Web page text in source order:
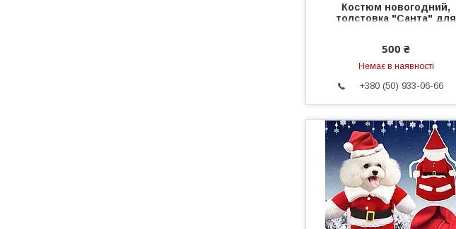
Костюм новогодний,
толстовка "Санта" для
500 ₴
Немає в наявності
+380 (50) 933-06-66